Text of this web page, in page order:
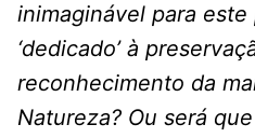
inimaginável para este
‘dedicado’ à
reconhecimento da
Natureza? Ou será